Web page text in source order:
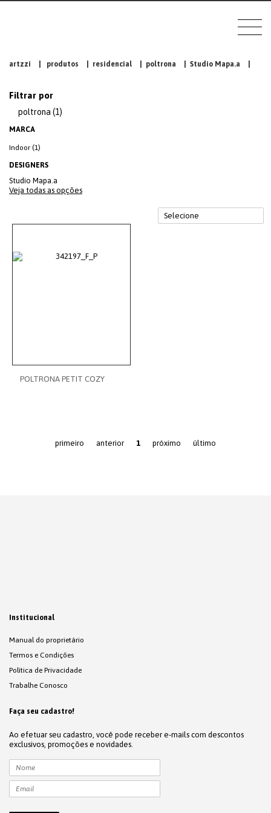
artzzi produtos residencial poltrona Studio Mapa.a
Filtrar por
poltrona (1)
MARCA
Indoor (1)
DESIGNERS
Studio Mapa.a
Veja todas as opções
POLTRONA PETIT COZY
primeiro anterior 1 próximo último
Institucional
Manual do proprietário
Termos e Condições
Política de Privacidade
Trabalhe Conosco
Faça seu cadastro!
Ao efetuar seu cadastro, você pode receber e-mails com descontos
exclusivos, promoções e novidades.